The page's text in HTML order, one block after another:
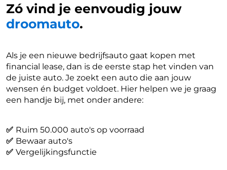
Zó vind je eenvoudig jouw
droomauto.
Als je een nieuwe bedrijfsauto gaat kopen met
financial lease, dan is de eerste stap het vinden van
de juiste auto. Je zoekt een auto die aan jouw
wensen én budget voldoet. Hier helpen we je graag
een handje bij, met onder andere:
✅ Ruim 50.000 auto's op voorraad
✅ Bewaar auto's
✅ Vergelijkingsfunctie